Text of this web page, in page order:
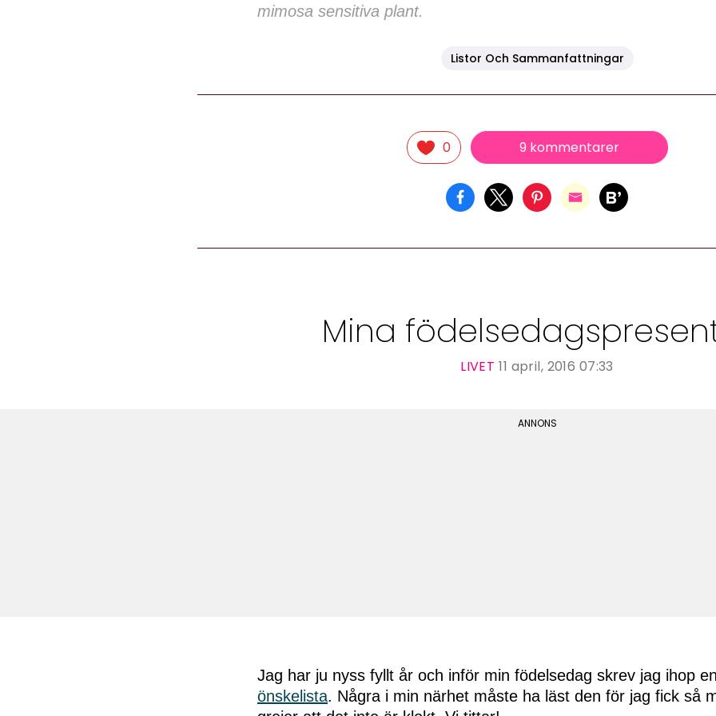
mimosa sensitiva plant.
Listor Och Sammanfattningar
0 9 kommentarer
Mina
LIVET 11 april, 2016 07:33
Jag har ju nyss fyllt år och inför min födelsedag skrev jag ihop
önskelista. Några i min närhet måste ha läst den för jag fick så